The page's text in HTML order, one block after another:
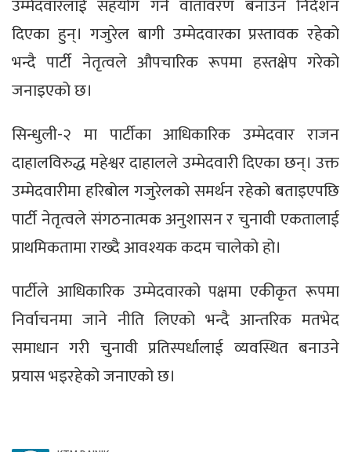
उम्मेदवारलाई सहयोग गर्ने वातावरण बनाउन निर्देशन
दिएका हुन्। गजुरेल बागी उम्मेदवारका प्रस्तावक रहेको
भन्दै पार्टी नेतृत्वले औपचारिक रूपमा हस्तक्षेप गरेको
जनाइएको छ।
सिन्धुली-२ मा पार्टीका आधिकारिक उम्मेदवार राजन
दाहालविरुद्ध महेश्वर दाहालले उम्मेदवारी दिएका छन्। उक्त
उम्मेदवारीमा हरिबोल गजुरेलको समर्थन रहेको बताइएपछि
पार्टी नेतृत्वले संगठनात्मक अनुशासन र चुनावी एकतालाई
प्राथमिकतामा राख्दै आवश्यक कदम चालेको हो।
पार्टीले आधिकारिक उम्मेदवारको पक्षमा एकीकृत रूपमा
निर्वाचनमा जाने नीति लिएको भन्दै आन्तरिक मतभेद
समाधान गरी चुनावी प्रतिस्पर्धालाई व्यवस्थित बनाउने
प्रयास भइरहेको जनाएको छ।